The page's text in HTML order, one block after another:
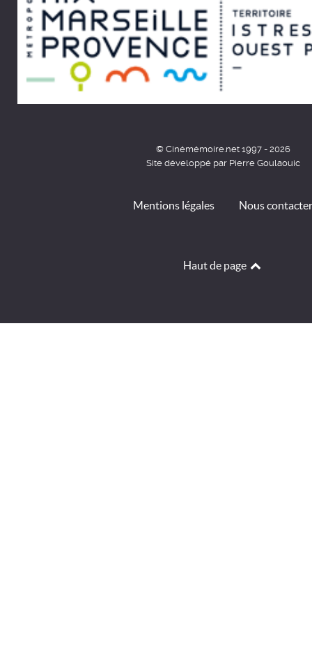
© Cinémémoire.net 1997 - 2026
Site développé par Pierre Goulaouic
Mentions légales Nous contacter
Haut de page